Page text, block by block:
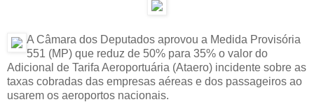
A Câmara dos Deputados aprovou a Medida Provisória
551 (MP) que reduz de 50% para 35% o valor do
Adicional de Tarifa Aeroportuária (Ataero) incidente sobre as
taxas cobradas das empresas aéreas e dos passageiros ao
usarem os aeroportos nacionais.